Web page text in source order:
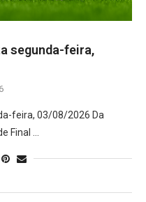
segunda-feira,
feira, 03/08/2026 Da
Final …